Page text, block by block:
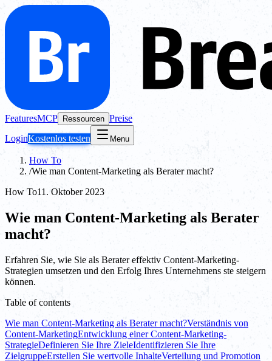
FeaturesMCP Ressourcen Preise
LoginKostenlos testen Menu
How To
/Wie man Content-Marketing als Berater macht?
How To11. Oktober 2023
Wie man Content-Marketing als Berater
macht?
Erfahren Sie, wie Sie als Berater effektiv Content-Marketing-
Strategien umsetzen und den Erfolg Ihres Unternehmens ste steigern
können.
Table of contents
Wie man Content-Marketing als Berater macht?Verständnis von
Content-MarketingEntwicklung einer Content-Marketing-
StrategieDefinieren Sie Ihre ZieleIdentifizieren Sie Ihre
ZielgruppeErstellen Sie wertvolle InhalteVerteilung und Promotion